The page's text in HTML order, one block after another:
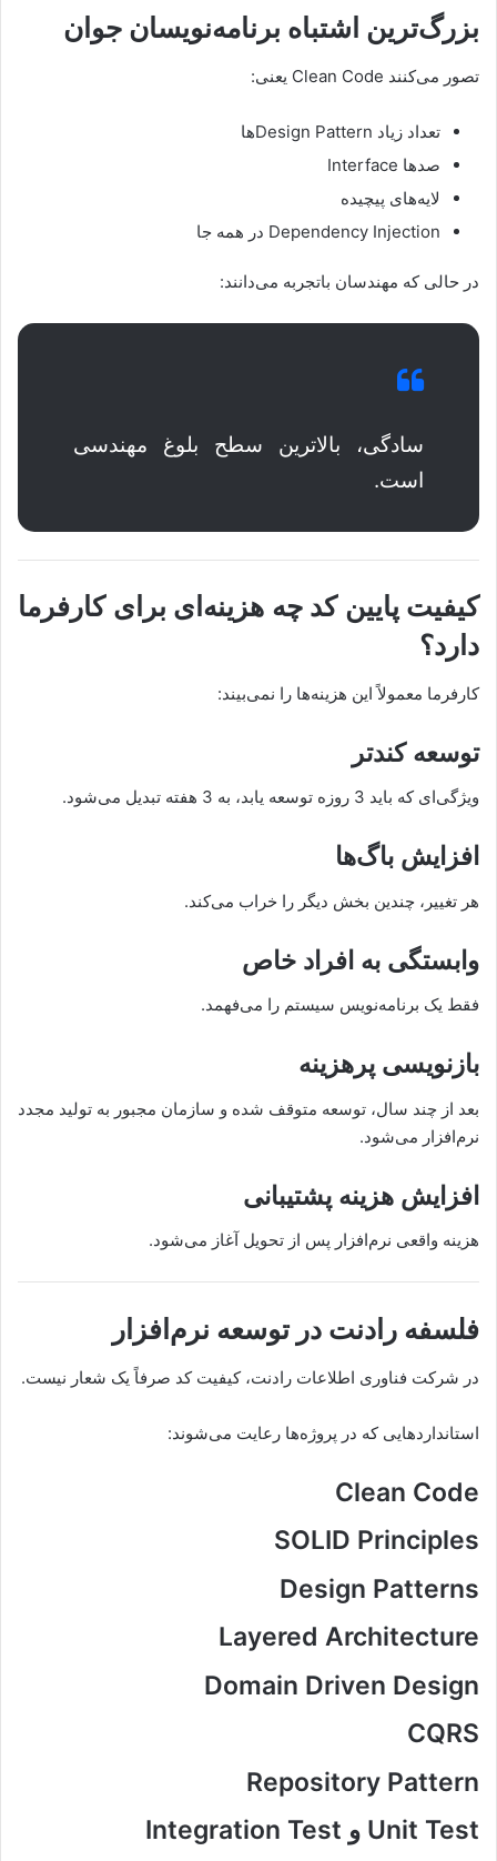
بزرگ‌ترین اشتباه برنامه‌نویسان جوان
تصور می‌کنند Clean Code یعنی:
تعداد زیاد Design Patternها
صدها Interface
لایه‌های پیچیده
Dependency Injection در همه جا
در حالی که مهندسان باتجربه می‌دانند:
سادگی، بالاترین سطح بلوغ مهندسی
است.
کیفیت پایین کد چه هزینه‌ای برای کارفرما
دارد؟
کارفرما معمولاً این هزینه‌ها را نمی‌بیند:
توسعه کندتر
ویژگی‌ای که باید 3 روزه توسعه یابد، به 3 هفته تبدیل می‌شود.
افزایش باگ‌ها
هر تغییر، چندین بخش دیگر را خراب می‌کند.
وابستگی به افراد خاص
فقط یک برنامه‌نویس سیستم را می‌فهمد.
بازنویسی پرهزینه
بعد از چند سال، توسعه متوقف شده و سازمان مجبور به تولید مجدد
نرم‌افزار می‌شود.
افزایش هزینه پشتیبانی
هزینه واقعی نرم‌افزار پس از تحویل آغاز می‌شود.
فلسفه رادنت در توسعه نرم‌افزار
در شرکت فناوری اطلاعات رادنت، کیفیت کد صرفاً یک شعار نیست.
استانداردهایی که در پروژه‌ها رعایت می‌شوند:
Clean Code
SOLID Principles
Design Patterns
Layered Architecture
Domain Driven Design
CQRS
Repository Pattern
Unit Test و Integration Test